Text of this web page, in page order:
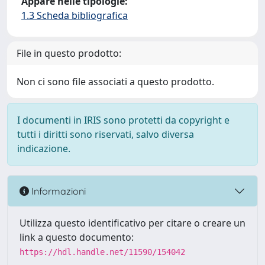
1.3 Scheda bibliografica
File in questo prodotto:
Non ci sono file associati a questo prodotto.
I documenti in IRIS sono protetti da copyright e
tutti i diritti sono riservati, salvo diversa
indicazione.
Informazioni
Utilizza questo identificativo per citare o creare un
link a questo documento:
https://hdl.handle.net/11590/154042